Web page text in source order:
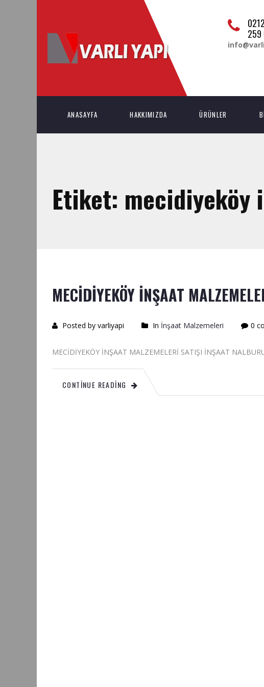
259
ANASAYFA HAKKIMIZDA ÜRÜNLER
Etiket: mecidiyeköy
MECİDİYEKÖY İNŞAAT
Posted by varliyapi In İnşaat Malzemeleri 0
MECİDİYEKÖY İNŞAAT MALZEMELERİ SATIŞI
CONTINUE READING